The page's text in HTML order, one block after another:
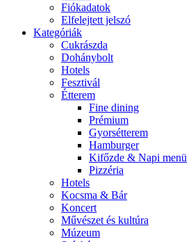
Fiókadatok
Elfelejtett jelszó
Kategóriák
Cukrászda
Dohánybolt
Hotels
Fesztivál
Étterem
Fine dining
Prémium
Gyorsétterem
Hamburger
Kifőzde & Napi menü
Pizzéria
Hotels
Kocsma & Bár
Koncert
Művészet és kultúra
Múzeum